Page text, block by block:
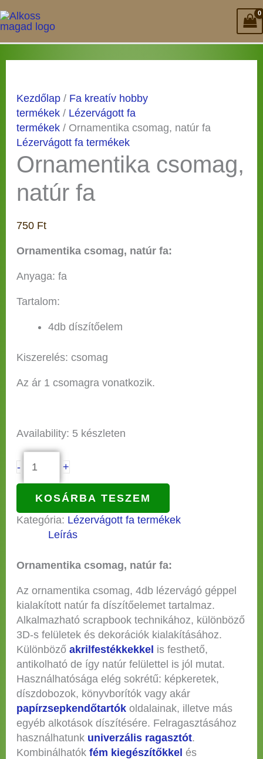
to
content
Kezdőlap/ Fa kreatív hobby
termékek/ Lézervágott fa
termékek/ Ornamentika csomag, natúr fa
Lézervágott fa termékek
Ornamentika csomag,
natúr fa
750 Ft
Ornamentika csomag, natúr fa:
Anyaga: fa
Tartalom:
4db díszítőelem
Kiszerelés: csomag
Az ár 1 csomagra vonatkozik.
Availability: 5 készleten
-
natúr
fa
mennyiség
+
KOSÁRBA TESZEM
Kategória: Lézervágott fa termékek
Leírás
Ornamentika csomag, natúr fa:
Az ornamentika csomag, 4db lézervágó géppel
kialakított natúr fa díszítőelemet tartalmaz.
Alkalmazható scrapbook technikához, különböző
3D-s felületek és dekorációk kialakításához.
Különböző akrilfestékkekkel is festhető,
antikolható de így natúr felülettel is jól mutat.
Használhatósága elég sokrétű: képkeretek,
díszdobozok, könyvborítók vagy akár
papírzsepkendőtartókoldalainak, illetve más
egyéb alkotások díszítésére. Felragasztásához
használhatunk univerzális ragasztót.
Kombinálhatók fém kiegészítőkkel és